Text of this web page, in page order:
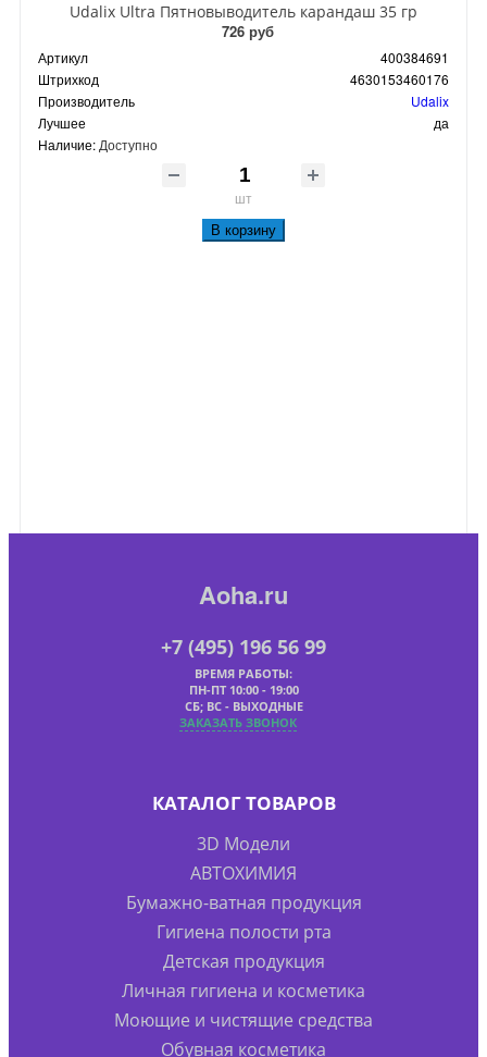
Udalix Ultra Пятновыводитель карандаш 35 гр
726 руб
Артикул
400384691
Штрихкод
4630153460176
Производитель
Udalix
Лучшее
да
Наличие: Доступно
шт
В корзину
Aoha.ru
+7 (495) 196 56 99
ВРЕМЯ РАБОТЫ:
ПН-ПТ 10:00 - 19:00
СБ; ВС - ВЫХОДНЫЕ
ЗАКАЗАТЬ ЗВОНОК
КАТАЛОГ ТОВАРОВ
3D Модели
АВТОХИМИЯ
Бумажно-ватная продукция
Гигиена полости рта
Детская продукция
Личная гигиена и косметика
Моющие и чистящие средства
Обувная косметика